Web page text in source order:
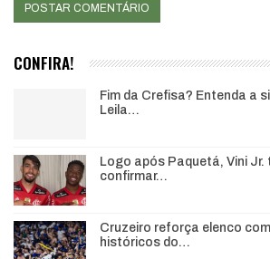
CONFIRA!
Fim da Crefisa? Entenda a
Leila…
Logo após Paquetá, Vini Jr.
confirmar…
Cruzeiro reforça elenco
históricos do…